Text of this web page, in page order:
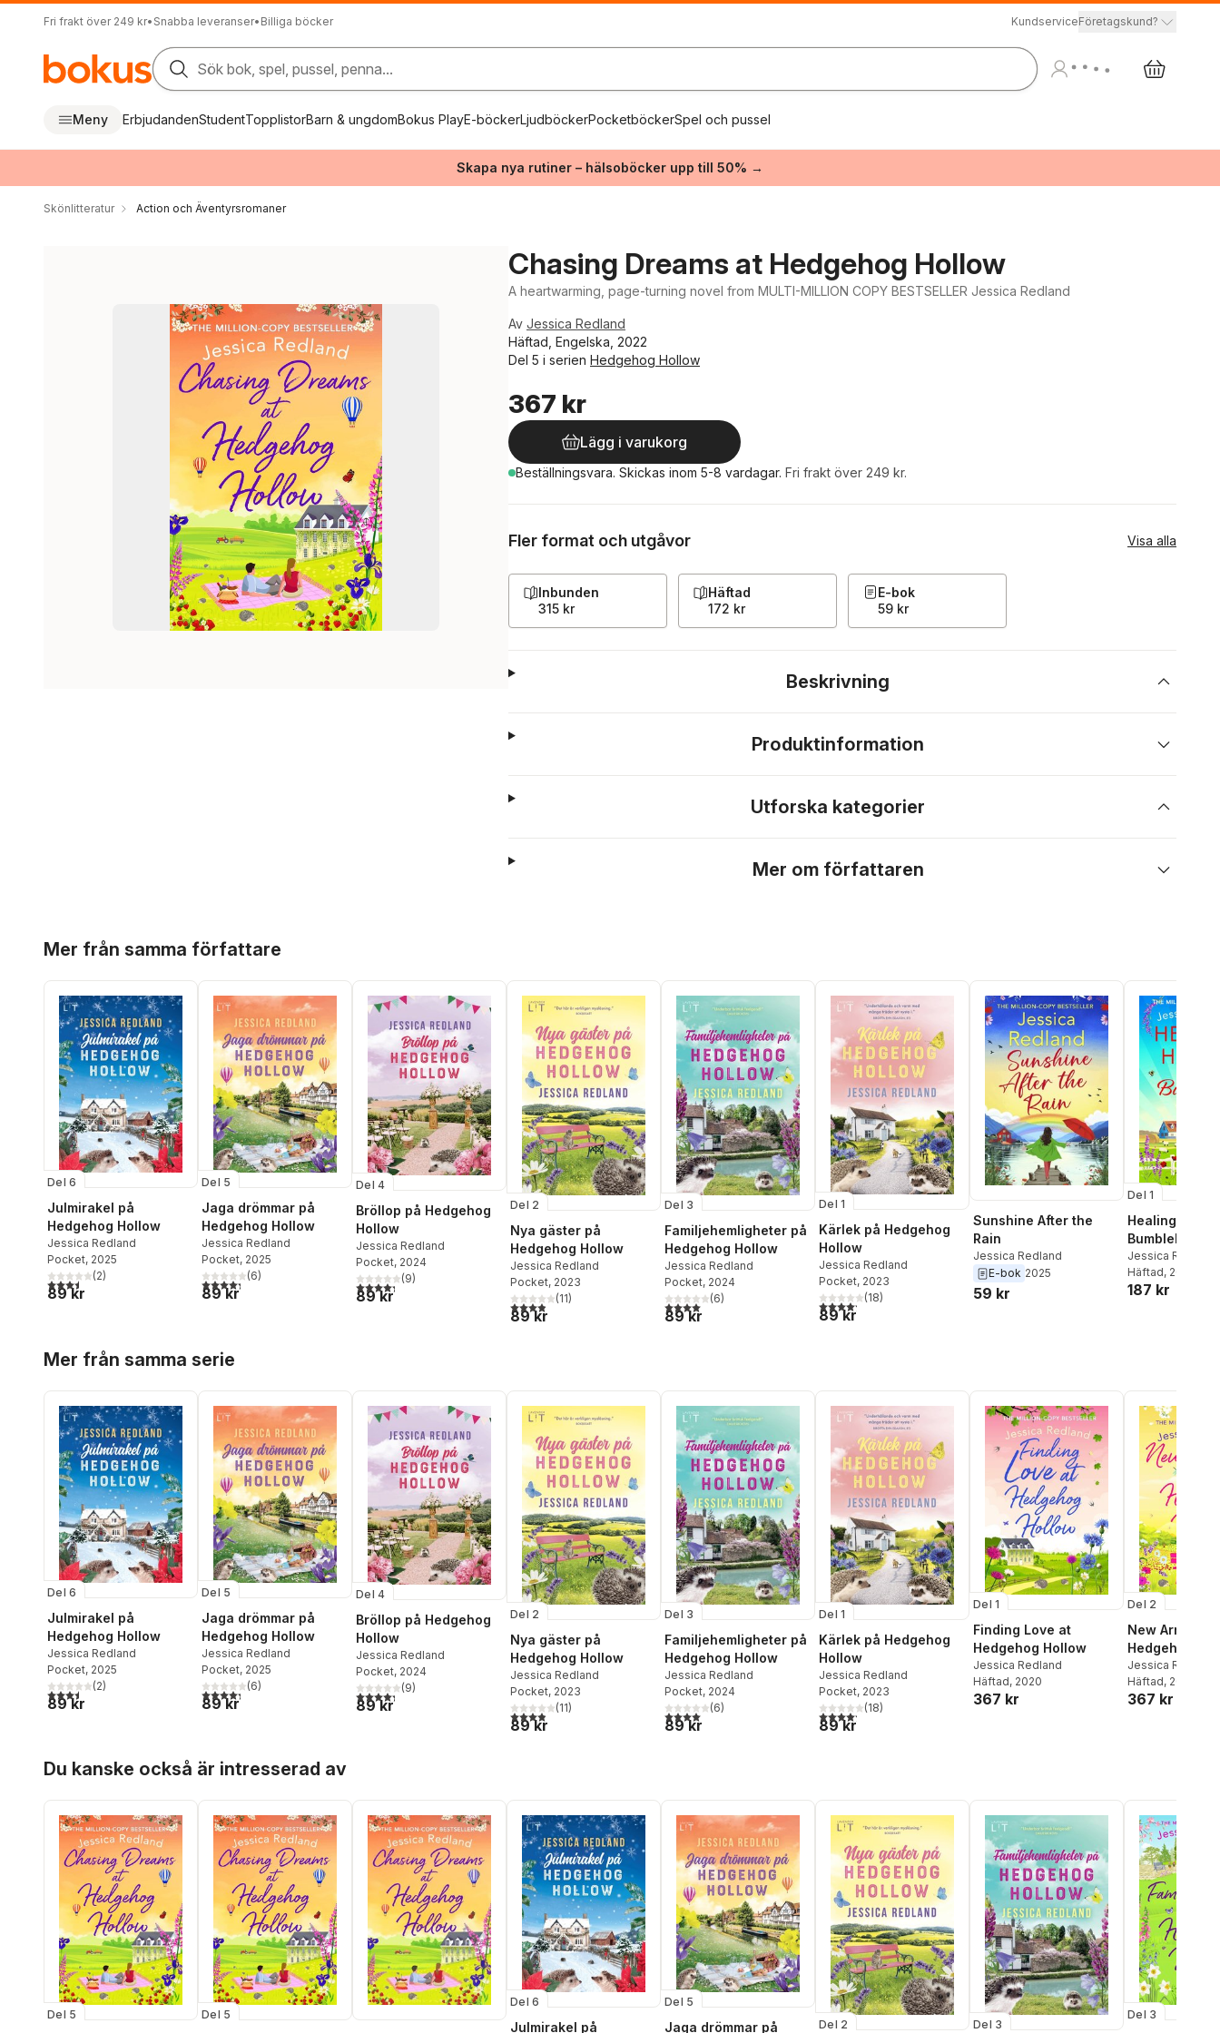
Fri frakt över 249 kr• Snabba leveranser• Billiga böcker KundserviceFöretagskund?
Sök bok, spel, pussel, penna...
Meny ErbjudandenStudentTopplistorBarn & ungdomBokus PlayE-böckerLjudböckerPocketböckerSpel och pussel
Skapa nya rutiner – hälsoböcker upp till 50% →
Skönlitteratur Action och Äventyrsromaner
Chasing Dreams at Hedgehog Hollow
A heartwarming, page-turning novel from MULTI-MILLION COPY BESTSELLER Jessica Redland
Av Jessica Redland
Häftad, Engelska, 2022
Del 5 i serien Hedgehog Hollow
367 kr
Lägg i varukorg
Beställningsvara. Skickas inom 5-8 vardagar. Fri frakt över 249 kr.
Fler format och utgåvor Visa alla
Inbunden
315 kr
Häftad
172 kr
E-bok
59 kr
Beskrivning
Produktinformation
Utforska kategorier
Mer om författaren
Mer från samma författare
Del 6
Julmirakel på
Hedgehog Hollow
Jessica Redland
Pocket, 2025
3,5utav 5 stjärnor. Totalt antal röster:
(2)
89 kr
Del 5
Jaga drömmar på
Hedgehog Hollow
Jessica Redland
Pocket, 2025
4,3utav 5 stjärnor. Totalt antal röster:
(6)
89 kr
Del 4
Bröllop på Hedgehog
Hollow
Jessica Redland
Pocket, 2024
4,3utav 5 stjärnor. Totalt antal röster:
(9)
89 kr
Del 2
Nya gäster på
Hedgehog Hollow
Jessica Redland
Pocket, 2023
3,9utav 5 stjärnor. Totalt antal röster:
(11)
89 kr
Del 3
Familjehemligheter på
Hedgehog Hollow
Jessica Redland
Pocket, 2024
4,0utav 5 stjärnor. Totalt antal röster:
(6)
89 kr
Del 1
Kärlek på Hedgehog
Hollow
Jessica Redland
Pocket, 2023
4,2utav 5 stjärnor. Totalt antal röster:
(18)
89 kr
Sunshine After the
Rain
Jessica Redland
E-bok 2025
59 kr
Del 1
Healing
Bumblebee
Jessica Redland
Häftad, 2023
187 kr
Mer från samma serie
Del 6
Julmirakel på
Hedgehog Hollow
Jessica Redland
Pocket, 2025
3,5utav 5 stjärnor. Totalt antal röster:
(2)
89 kr
Del 5
Jaga drömmar på
Hedgehog Hollow
Jessica Redland
Pocket, 2025
4,3utav 5 stjärnor. Totalt antal röster:
(6)
89 kr
Del 4
Bröllop på Hedgehog
Hollow
Jessica Redland
Pocket, 2024
4,3utav 5 stjärnor. Totalt antal röster:
(9)
89 kr
Del 2
Nya gäster på
Hedgehog Hollow
Jessica Redland
Pocket, 2023
3,9utav 5 stjärnor. Totalt antal röster:
(11)
89 kr
Del 3
Familjehemligheter på
Hedgehog Hollow
Jessica Redland
Pocket, 2024
4,0utav 5 stjärnor. Totalt antal röster:
(6)
89 kr
Del 1
Kärlek på Hedgehog
Hollow
Jessica Redland
Pocket, 2023
4,2utav 5 stjärnor. Totalt antal röster:
(18)
89 kr
Del 1
Finding Love at
Hedgehog Hollow
Jessica Redland
Häftad, 2020
367 kr
Del 2
New Arrivals
Hedgehog
Jessica Redland
Häftad, 2021
367 kr
Du kanske också är intresserad av
Del 5 Del 5
Del 6
Julmirakel på
Del 5
Jaga drömmar på Del 2 Del 3
Del 3